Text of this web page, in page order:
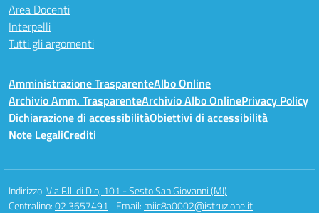
Area Docenti
Interpelli
Tutti gli argomenti
Amministrazione TrasparenteAlbo Online
Archivio Amm. TrasparenteArchivio Albo OnlinePrivacy Policy
Dichiarazione di accessibilitàObiettivi di accessibilità
Note LegaliCrediti
Indirizzo:Via F.lli di Dio, 101 - Sesto San Giovanni (MI)
Centralino:02 3657491 Email: miic8a0002@istruzione.it